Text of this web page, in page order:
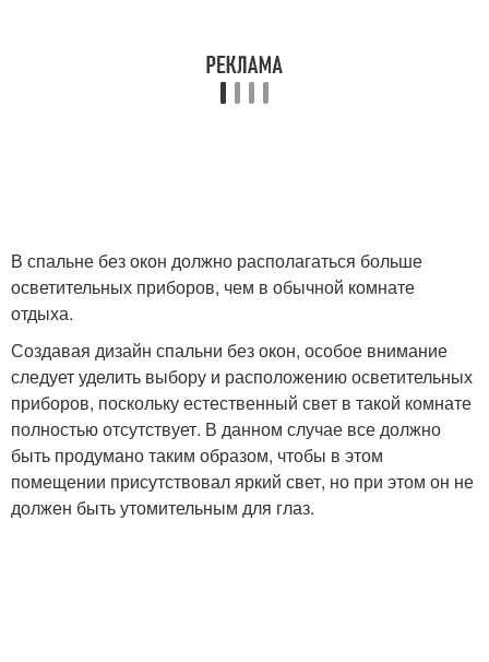
В спальне без окон должно располагаться больше
осветительных приборов, чем в обычной комнате
отдыха.
Создавая дизайн спальни без окон, особое внимание
следует уделить выбору и расположению осветительных
приборов, поскольку естественный свет в такой комнате
полностью отсутствует. В данном случае все должно
быть продумано таким образом, чтобы в этом
помещении присутствовал яркий свет, но при этом он не
должен быть утомительным для глаз.